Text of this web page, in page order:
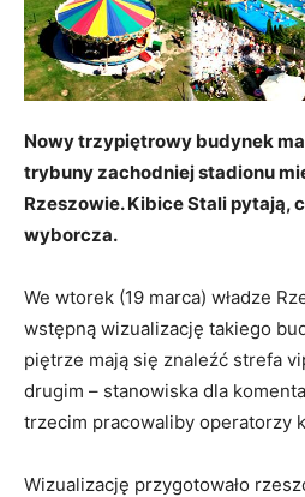
Nowy trzypiętrowy budynek
trybuny zachodniej stadionu
Rzeszowie. Kibice Stali pytają,
wyborcza.
We wtorek (19 marca) władze
wstępną wizualizację takiego
piętrze mają się znaleźć strefa
drugim – stanowiska dla
trzecim pracowaliby operatorzy
Wizualizację przygotowało